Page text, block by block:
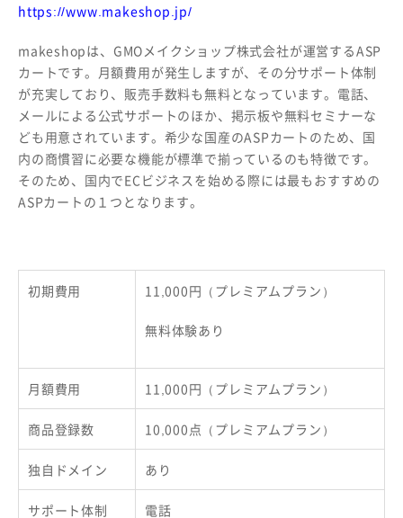
https://www.makeshop.jp/
makeshopは、GMOメイクショップ株式会社が運営するASP
カートです。月額費用が発生しますが、その分サポート体制
が充実しており、販売手数料も無料となっています。電話、
メールによる公式サポートのほか、掲示板や無料セミナーな
ども用意されています。希少な国産のASPカートのため、国
内の商慣習に必要な機能が標準で揃っているのも特徴です。
そのため、国内でECビジネスを始める際には最もおすすめの
ASPカートの１つとなります。
初期費用 11,000円（プレミアムプラン）
無料体験あり
月額費用 11,000円（プレミアムプラン）
商品登録数 10,000点（プレミアムプラン）
独自ドメイン あり
サポート体制 電話